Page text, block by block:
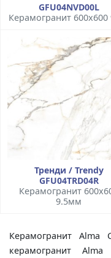
GFU04NVD00L
Керамогранит
Тренди / Trendy
GFU04TRD04R
Керамогранит
9.5мм
Керамогранит Alma
керамогранит